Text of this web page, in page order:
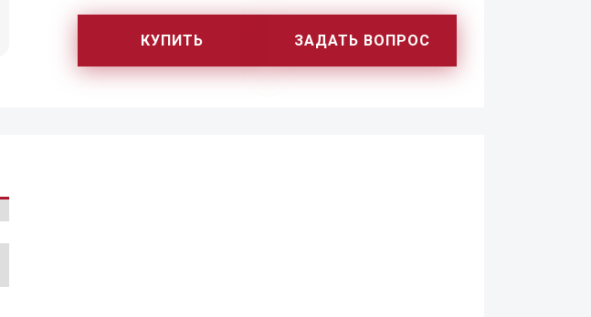
КУПИТЬ ЗАДАТЬ ВОПРОС